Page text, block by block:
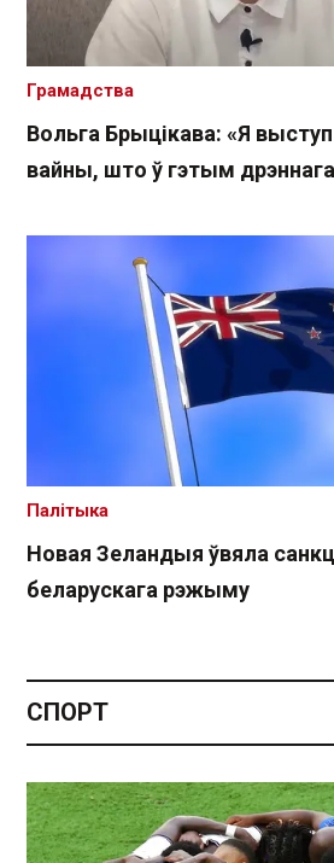
Вольга Брыцікава: «Я
вайны, што ў гэтым
Грамадства
Новая Зеландыя ўвяла
беларускага рэжыму
Палітыка
СПОРТ